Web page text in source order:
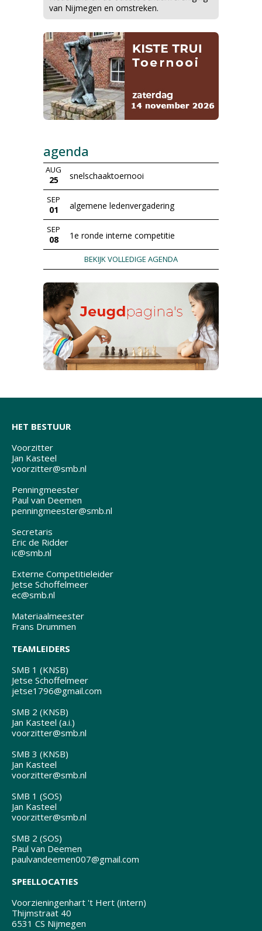
van Nijmegen en omstreken.
agenda
AUG
25 snelschaaktoernooi
SEP
01 algemene ledenvergadering
SEP
08 1e ronde interne competitie
BEKIJK VOLLEDIGE AGENDA
HET BESTUUR
Voorzitter
Jan Kasteel
voorzitter@smb.nl
Penningmeester
Paul van Deemen
penningmeester@smb.nl
Secretaris
Eric de Ridder
ic@smb.nl
Externe Competitieleider
Jetse Schoffelmeer
ec@smb.nl
Materiaalmeester
Frans Drummen
TEAMLEIDERS
SMB 1 (KNSB)
Jetse Schoffelmeer
jetse1796@gmail.com
SMB 2 (KNSB)
Jan Kasteel (a.i.)
voorzitter@smb.nl
SMB 3 (KNSB)
Jan Kasteel
voorzitter@smb.nl
SMB 1 (SOS)
Jan Kasteel
voorzitter@smb.nl
SMB 2 (SOS)
Paul van Deemen
paulvandeemen007@gmail.com
SPEELLOCATIES
Voorzieningenhart 't Hert (intern)
Thijmstraat 40
6531 CS Nijmegen